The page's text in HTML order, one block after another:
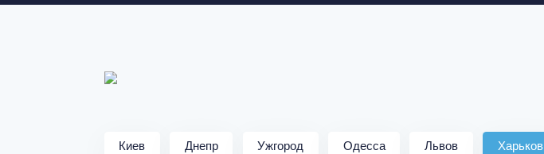
+38 044 502 20 11
Киев Днепр Ужгород Одесса Львов Харьков